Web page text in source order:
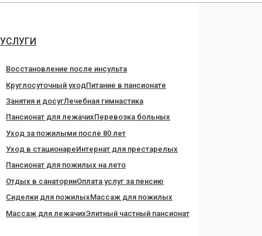
Перейти
содержанию
УСЛУГИ
Восстановление после инсульта
Круглосуточный уходПитание в пансионате
Занятия и досугЛечебная гимнастика
Пансионат для лежачихПеревозка больных
Уход за пожилыми после 80 лет
Уход в стационареИнтернат для престарелых
Пансионат для пожилых на лето
Отдых в санаторииОплата услуг за пенсию
Сиделки для пожилыхМассаж для пожилых
Массаж для лежачихЭлитный частный пансионат